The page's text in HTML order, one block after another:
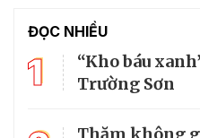
ĐỌC NHIỀU
1
“Kho báu
Trường Sơn